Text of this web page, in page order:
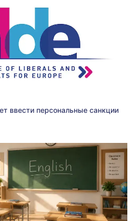
ввести персональные санкции